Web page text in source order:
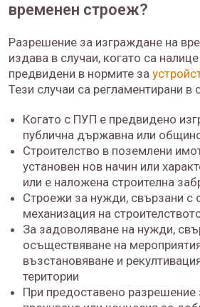
временен строеж?
Разрешение за изграждане на
издава в случаи, когато са
предвидени в нормите за
Тези случаи са регламентирани в
Когато с ПУП е предвидено
публична държавна или
Строителство в поземлени
установен нов начин или
или е наложена строителна
Строежи за нужди, свързани с
механизация на
За задоволяване на нужди,
осъществяване на
възстановяване и
територии
При предоставено разрешение